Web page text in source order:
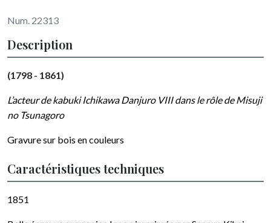
Num. 22313
Description
(1798 - 1861)
L’acteur de kabuki Ichikawa Danjuro VIII dans le rôle de Misuji
no Tsunagoro
Gravure sur bois en couleurs
Caractéristiques techniques
1851